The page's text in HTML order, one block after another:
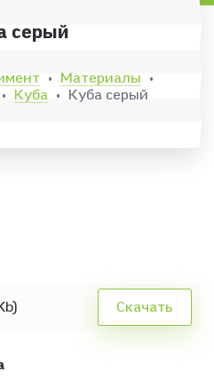
серый
• Материалы •
• Куба • Куба серый
Скачать